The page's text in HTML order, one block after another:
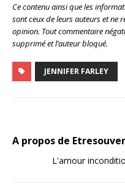
Ce contenu ainsi que les
sont ceux de leurs auteurs et ne
opinion. Tout commentaire
supprimé et l’auteur bloqué.
JENNIFER FARLEY
A propos de
L'amour